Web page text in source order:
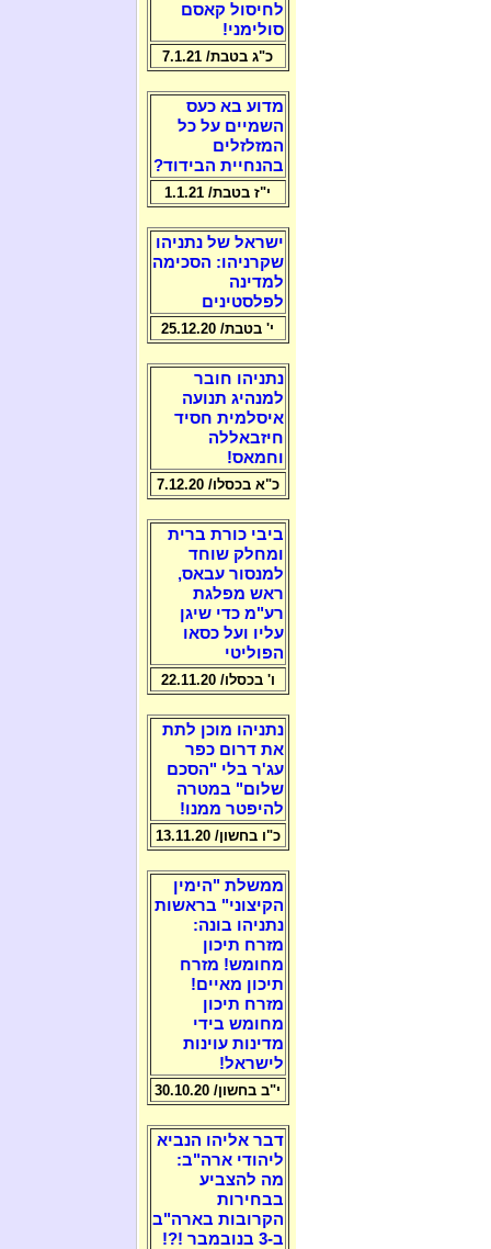
לחיסול קאסם
סולימני!
כ"ג בטבת/ 7.1.21
מדוע בא כעס
השמיים על כל
המזלזלים
בהנחיית הבידוד?
י"ז בטבת/ 1.1.21
ישראל של נתניהו
שקרניהו: הסכימה
למדינה
לפלסטינים
י' בטבת/ 25.12.20
נתניהו חובר
למנהיג תנועה
איסלמית חסיד
חיזבאללה
וחמאס!
כ"א בכסלו/ 7.12.20
ביבי כורת ברית
ומחלק שוחד
למנסור עבאס,
ראש מפלגת
רע"מ כדי שיגן
עליו ועל כסאו
הפוליטי
ו' בכסלו/ 22.11.20
נתניהו מוכן לתת
את דרום כפר
עג'ר בלי "הסכם
שלום" במטרה
להיפטר ממנו!
כ"ו בחשון/ 13.11.20
ממשלת "הימין
הקיצוני" בראשות
נתניהו בונה:
מזרח תיכון
מחומש! מזרח
תיכון מאיים!
מזרח תיכון
מחומש בידי
מדינות עוינות
לישראל!
י"ב בחשון/ 30.10.20
דבר אליהו הנביא
ליהודי ארה"ב:
מה להצביע
בבחירות
הקרובות בארה"ב
ב-3 בנובמבר !?!